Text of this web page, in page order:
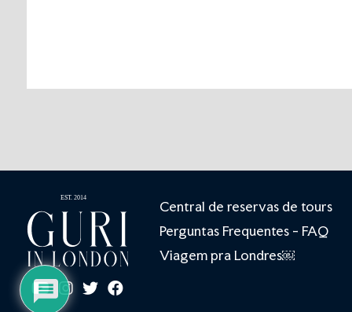
Central de reservas de tours
Perguntas Frequentes - FAQ
Viagem pra Londres￼